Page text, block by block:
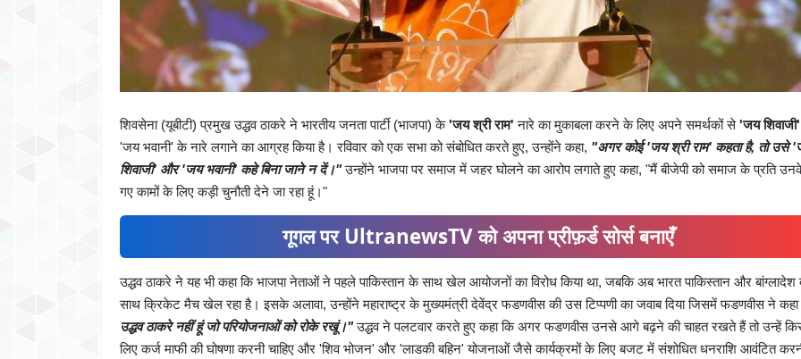
शिवसेना (यूबीटी) प्रमुख उद्धव ठाकरे ने भारतीय जनता पार्टी (भाजपा) के'जय श्री राम' नारे का मुकाबला करने के लिए अपने समर्थकों से'जय शिवाजी'
'जय भवानी' के नारे लगाने का आग्रह किया है। रविवार को एक सभा को संबोधित करते हुए, उन्होंने कहा, "अगर कोई 'जय श्री राम' कहता है, तो उसे
शिवाजी' और 'जय भवानी' कहे बिना जाने न दें।"उन्होंने भाजपा पर समाज में जहर घोलने का आरोप लगाते हुए कहा, "मैं बीजेपी को समाज के प्रति
गए कामों के लिए कड़ी चुनौती देने जा रहा हूं।"
गूगल पर UltranewsTV को अपना प्रीफ़र्ड सोर्स बनाएँ
उद्धव ठाकरे ने यह भी कहा कि भाजपा नेताओं ने पहले पाकिस्तान के साथ खेल आयोजनों का विरोध किया था, जबकि अब भारत पाकिस्तान और बांग्लादेश
साथ क्रिकेट मैच खेल रहा है। इसके अलावा, उन्होंने महाराष्ट्र के मुख्यमंत्री देवेंद्र फडणवीस की उस टिप्पणी का जवाब दिया जिसमें फडणवीस ने
उद्धव ठाकरे नहीं हूं जो परियोजनाओं को रोके रखूं।"उद्धव ने पलटवार करते हुए कहा कि अगर फडणवीस उनसे आगे बढ़ने की चाहत रखते हैं तो उन्हें
लिए कर्ज माफी की घोषणा करनी चाहिए और 'शिव भोजन' और 'लाडकी बहिन' योजनाओं जैसे कार्यक्रमों के लिए बजट में संशोधित धनराशि आवंटित